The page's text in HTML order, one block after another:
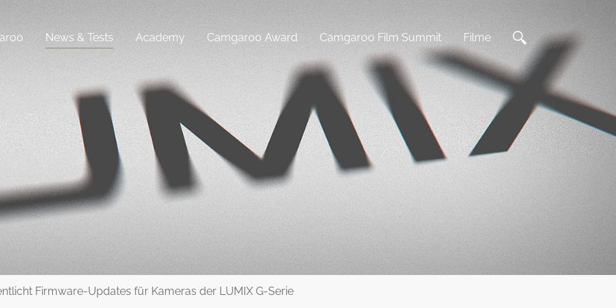
News & Tests Academy Camgaroo Award Camgaroo Film Summit Filme
Firmware-Updates für Kameras der LUMIX G-Serie